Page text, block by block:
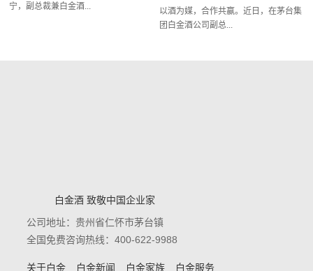
宁，副总裁兼白金酒...
以酒为媒，合作共赢。近日，在茅台集
团白金酒公司副总...
白金酒文化体验馆